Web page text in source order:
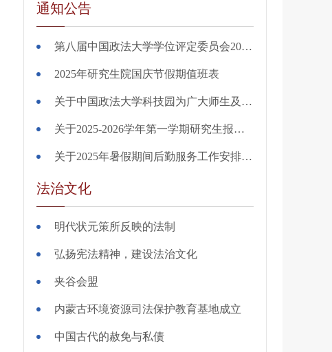
通知公告
第八届中国政法大学学位评定委员会2025年12月关于授予学位的决定
2025年研究生院国庆节假期值班表
关于中国政法大学科技园为广大师生及校友 提供相关服务项目的公告
关于2025-2026学年第一学期研究生报到注册事宜的通知
关于2025年暑假期间后勤服务工作安排的通知
法治文化
明代状元策所反映的法制
弘扬宪法精神，建设法治文化
夹谷会盟
内蒙古环境资源司法保护教育基地成立
中国古代的赦免与私债